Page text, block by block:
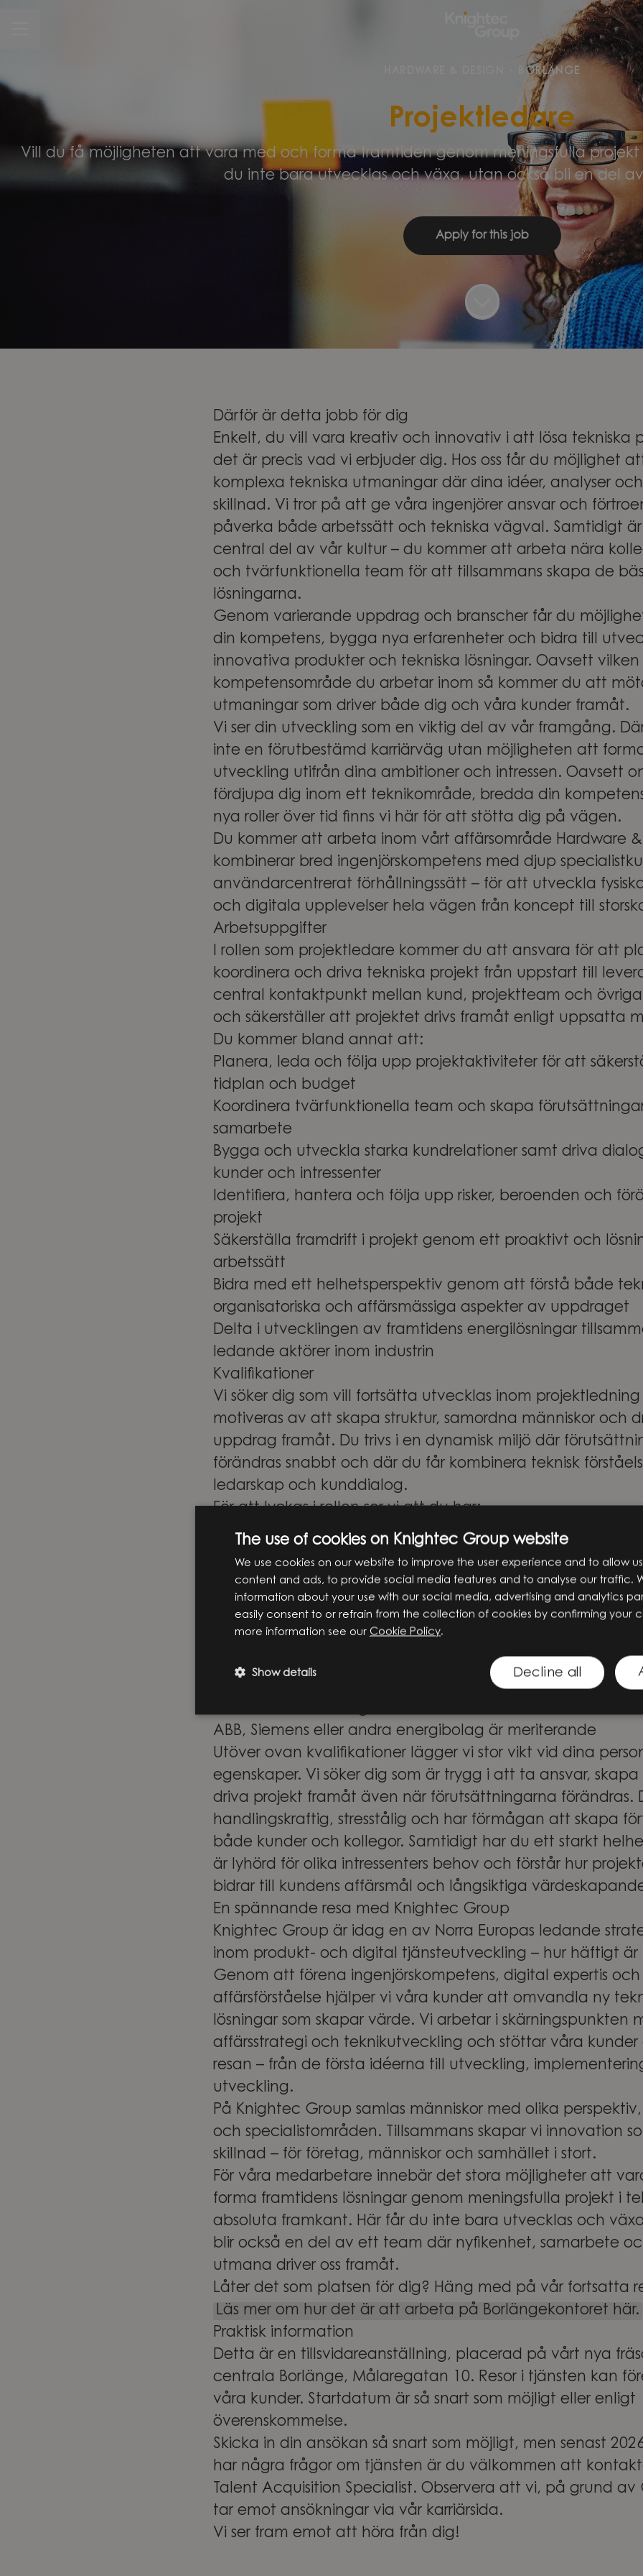
BORLÄNGE
Projektledare
Vill du få möjligheten att vara med och forma framtiden genom meningsfulla projekt
du inte bara utvecklas och växa, utan också bli en del
Apply for this job
Därför är detta jobb för dig
Enkelt, du vill vara kreativ och innovativ i att lösa tekniska
det är precis vad vi erbjuder dig. Hos oss får du möjlighet
komplexa tekniska utmaningar där dina idéer, analyser
skillnad. Vi tror på att ge våra ingenjörer ansvar och
påverka både arbetssätt och tekniska vägval. Samtidigt
central del av vår kultur – du kommer att arbeta nära
och tvärfunktionella team för att tillsammans skapa de
lösningarna.
Genom varierande uppdrag och branscher får du
din kompetens, bygga nya erfarenheter och bidra till
innovativa produkter och tekniska lösningar. Oavsett
kompetensområde du arbetar inom så kommer du att
utmaningar som driver både dig och våra kunder framåt.
Vi ser din utveckling som en viktig del av vår framgång.
inte en förutbestämd karriärväg utan möjligheten att
utveckling utifrån dina ambitioner och intressen. Oavsett
fördjupa dig inom ett teknikområde, bredda din
nya roller över tid finns vi här för att stötta dig på vägen.
Du kommer att arbeta inom vårt affärsområde Hardware &
kombinerar bred ingenjörskompetens med djup
användarcentrerat förhållningssätt – för att utveckla
och digitala upplevelser hela vägen från koncept till
Arbetsuppgifter
I rollen som projektledare kommer du att ansvara för att
koordinera och driva tekniska projekt från uppstart till
central kontaktpunkt mellan kund, projektteam och övriga
och säkerställer att projektet drivs framåt enligt uppsatta
Du kommer bland annat att:
Planera, leda och följa upp projektaktiviteter för att
tidplan och budget
Koordinera tvärfunktionella team och skapa
samarbete
Bygga och utveckla starka kundrelationer samt driva
kunder och intressenter
Identifiera, hantera och följa upp risker, beroenden och
projekt
Säkerställa framdrift i projekt genom ett proaktivt och
arbetssätt
Bidra med ett helhetsperspektiv genom att förstå både
organisatoriska och affärsmässiga aspekter av uppdraget
Delta i utvecklingen av framtidens energilösningar
ledande aktörer inom industrin
Kvalifikationer
Vi söker dig som vill fortsätta utvecklas inom projektledning
motiveras av att skapa struktur, samordna människor och
uppdrag framåt. Du trivs i en dynamisk miljö där
förändras snabbt och där du får kombinera teknisk
ledarskap och kunddialog.
För att lyckas i rollen ser vi att du har:
Civilingenjörs- eller högskoleingenjörsexamen inom relevant
Minst 2–3 års erfarenhet av projektledning samt minst 3
erfarenhet inom teknik- eller ingenjörsverksamhet
Erfarenhet av att planera, koordinera och följa upp
Formell projektledningsutbildning
PMP-, IPMA- eller motsvarande projektledningscertifiering
ABB, Siemens eller andra energibolag är meriterande
Utöver ovan kvalifikationer lägger vi stor vikt vid dina
egenskaper. Vi söker dig som är trygg i att ta ansvar, skapa
driva projekt framåt även när förutsättningarna förändras.
handlingskraftig, stresstålig och har förmågan att skapa
både kunder och kollegor. Samtidigt har du ett starkt
är lyhörd för olika intressenters behov och förstår hur
bidrar till kundens affärsmål och långsiktiga
En spännande resa med Knightec Group
Knightec Group är idag en av Norra Europas ledande
inom produkt- och digital tjänsteutveckling – hur häftigt är
Genom att förena ingenjörskompetens, digital expertis och
affärsförståelse hjälper vi våra kunder att omvandla ny
lösningar som skapar värde. Vi arbetar i skärningspunkten
affärsstrategi och teknikutveckling och stöttar våra kunder
resan – från de första idéerna till utveckling,
utveckling.
På Knightec Group samlas människor med olika
och specialistområden. Tillsammans skapar vi innovation
skillnad – för företag, människor och samhället i stort.
För våra medarbetare innebär det stora möjligheter att
forma framtidens lösningar genom meningsfulla projekt i
absoluta framkant. Här får du inte bara utvecklas och
blir också en del av ett team där nyfikenhet, samarbete
utmana driver oss framåt.
Låter det som platsen för dig? Häng med på vår fortsatta
Läs mer om hur det är att arbeta på Borlängekontoret här.
Praktisk information
Detta är en tillsvidareanställning, placerad på vårt nya
centrala Borlänge, Målaregatan 10. Resor i tjänsten kan
våra kunder. Startdatum är så snart som möjligt eller enligt
överenskommelse.
Skicka in din ansökan så snart som möjligt, men senast
har några frågor om tjänsten är du välkommen att
Talent Acquisition Specialist. Observera att vi, på grund av
tar emot ansökningar via vår karriärsida.
Vi ser fram emot att höra från dig!
The use of cookies on Knightec Group website
We use cookies on our website to improve the user experience and to allow
content and ads, to provide social media features and to analyse our traffic.
information about your use with our social media, advertising and analytics
easily consent to or refrain from the collection of cookies by confirming your
more information see our Cookie Policy.
Decline all
Show details